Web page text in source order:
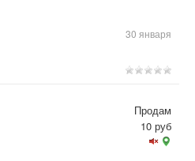
30 января
Продам
10 руб